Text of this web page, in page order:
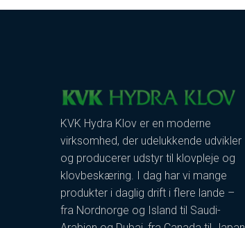
KVK Hydra Klov er en moderne
virksomhed, der udelukkende udvikler
og producerer udstyr til klovpleje og
klovbeskæring. I dag har vi mange
produkter i daglig drift i flere lande –
fra Nordnorge og Island til Saudi-